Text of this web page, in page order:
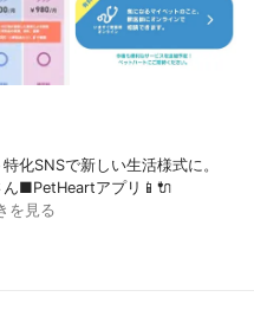
化SNSで新しい生活様式に。
■PetHeartアプリ📱🔌
を見る